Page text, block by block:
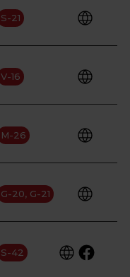
S-21
V-16
M-26
G-20, G-21
S-42